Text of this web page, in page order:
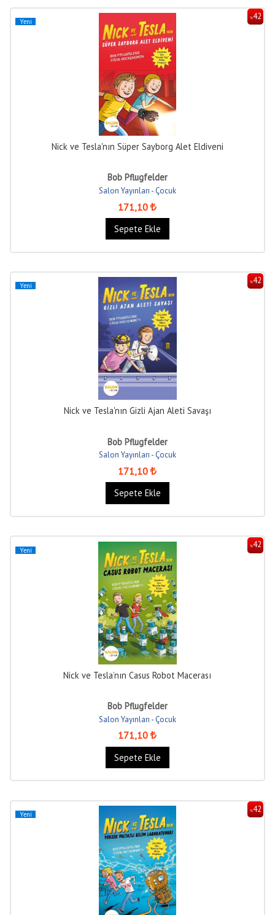
%42
Yeni
Nick ve Tesla'nın Süper Sayborg Alet Eldiveni
Bob Pflugfelder
Salon Yayınları - Çocuk
171,10
Sepete Ekle
%42
Yeni
Nick ve Tesla'nın Gizli Ajan Aleti Savaşı
Bob Pflugfelder
Salon Yayınları - Çocuk
171,10
Sepete Ekle
%42
Yeni
Nick ve Tesla’nın Casus Robot Macerası
Bob Pflugfelder
Salon Yayınları - Çocuk
171,10
Sepete Ekle
%42
Yeni